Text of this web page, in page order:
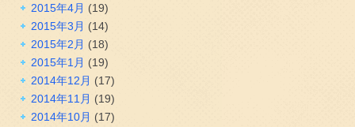
2015年4月 (19)
2015年3月 (14)
2015年2月 (18)
2015年1月 (19)
2014年12月 (17)
2014年11月 (19)
2014年10月 (17)